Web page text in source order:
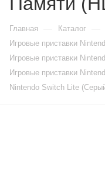
Главная — Каталог —
Игровые приставки
Игровые приставки
Игровые приставки
Nintendo Switch Lite